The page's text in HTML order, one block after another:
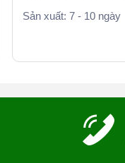
Sản xuất: 7 - 10 ngày